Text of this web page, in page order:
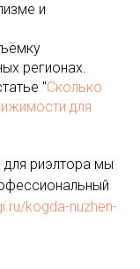
и
регионах.
"Сколько
для
риэлтора мы
kogda-nuzhen-